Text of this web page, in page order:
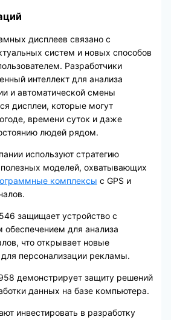
дисплеев связано с
систем и новых способов
Разработчики
интеллект для анализа
и автоматической смены
дисплеи, которые могут
времени суток и даже
людей рядом.
используют стратегию
полезных моделей, охватывающих
комплексы с GPS и
защищает устройство с
для анализа
что открывает новые
персонализации рекламы.
демонстрирует защиту решений
данных на базе компьютера.
инвестировать в разработку